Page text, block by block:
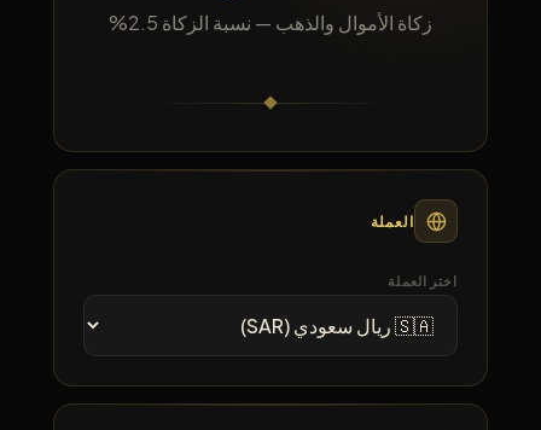
زكاة الأموال والذهب — نسبة الزكاة 2.5%
العملة
اختر العملة